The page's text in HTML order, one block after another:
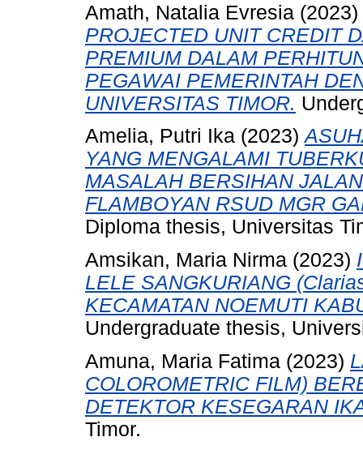
Amath, Natalia Evresia (2023)
PROJECTED UNIT CREDIT
PREMIUM DALAM
PEGAWAI PEMERINTAH
UNIVERSITAS TIMOR.
Amelia, Putri Ika (2023)
YANG MENGALAMI
MASALAH BERSIHAN
FLAMBOYAN RSUD MGR
Diploma thesis, Universitas
Amsikan, Maria Nirma (2023)
LELE SANGKURIANG
KECAMATAN NOEMUTI
Undergraduate thesis,
Amuna, Maria Fatima (2023)
COLOROMETRIC FILM)
DETEKTOR KESEGARAN
Timor.